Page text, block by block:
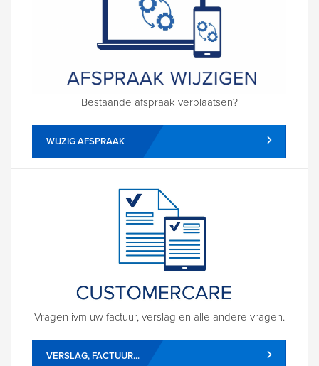
Bestaande afspraak verplaatsen?
WIJZIG AFSPRAAK
Vragen ivm uw factuur, verslag en alle andere vragen.
VERSLAG, FACTUUR...